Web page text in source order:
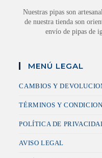
Nuestras pipas son
de nuestra tienda son
envío de pipas de
MENÚ LEGAL
CAMBIOS Y
TÉRMINOS Y
POLÍTICA DE
AVISO LEGAL